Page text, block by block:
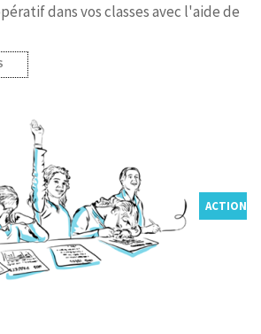
dans vos classes avec l'aide de
ACTION